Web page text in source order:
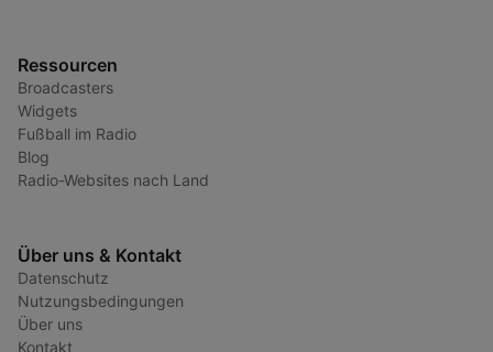
Ressourcen
Broadcasters
Widgets
Fußball im Radio
Blog
Radio-Websites nach Land
Über uns & Kontakt
Datenschutz
Nutzungsbedingungen
Über uns
Kontakt